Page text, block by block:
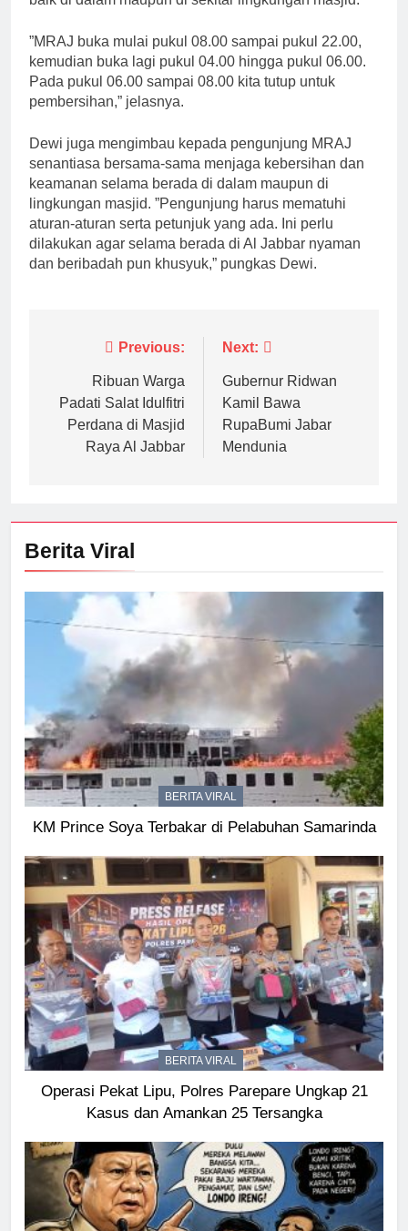
”MRAJ buka mulai pukul 08.00 sampai pukul 22.00,
kemudian buka lagi pukul 04.00 hingga pukul 06.00.
Pada pukul 06.00 sampai 08.00 kita tutup untuk
pembersihan,” jelasnya.
Dewi juga mengimbau kepada pengunjung MRAJ
senantiasa bersama-sama menjaga kebersihan dan
keamanan selama berada di dalam maupun di
lingkungan masjid. ”Pengunjung harus mematuhi
aturan-aturan serta petunjuk yang ada. Ini perlu
dilakukan agar selama berada di Al Jabbar nyaman
dan beribadah pun khusyuk,” pungkas Dewi.
NavigasiPrevious:
Ribuan Warga
Padati Salat Idulfitri
Perdana di Masjid
Raya Al Jabbar
Next:
Gubernur Ridwan
Kamil Bawa
RupaBumi Jabar
Mendunia
Berita Viral
BERITA VIRAL
KM Prince Soya Terbakar di Pelabuhan Samarinda
BERITA VIRAL
Operasi Pekat Lipu, Polres Parepare Ungkap 21
Kasus dan Amankan 25 Tersangka